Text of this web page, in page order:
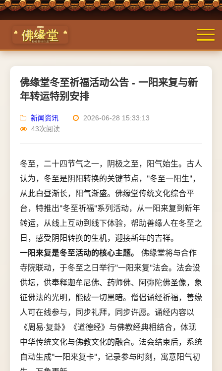
佛缘堂冬至祈福活动公告 - 一阳来复与新
年转运特别安排
新闻资讯
2026-06-28 15:33:13
43次阅读
冬至，二十四节气之一，阴极之至，阳气始生。古人
认为，冬至是阴阳转换的关键节点，"冬至一阳生"，
从此白昼渐长，阳气渐盛。佛缘堂传统文化综合平
台，特推出"冬至祈福"系列活动，从一阳来复到新年
转运，从线上互动到线下体验，帮助善缘人在冬至之
日，感受阴阳转换的生机，迎接新年的吉祥。
一阳来复是冬至活动的核心主题。
佛缘堂将与合作
寺院联动，于冬至之日举行"一阳来复"法会。法会设
供坛，供奉释迦牟尼佛、药师佛、阿弥陀佛圣像，象
征佛法的光明，能破一切黑暗。僧侣诵经祈福，善缘
人可在线参与，同步礼拜，同步许愿。诵经内容以
《周易·复卦》《道德经》与佛教经典相结合，体现
中华传统文化与佛教文化的融合。法会结束后，系统
自动生成"一阳来复卡"，记录参与时刻，寓意阳气初